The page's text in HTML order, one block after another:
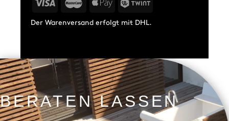
Der Warenversand erfolgt mit DHL.
BERATEN LASSEN